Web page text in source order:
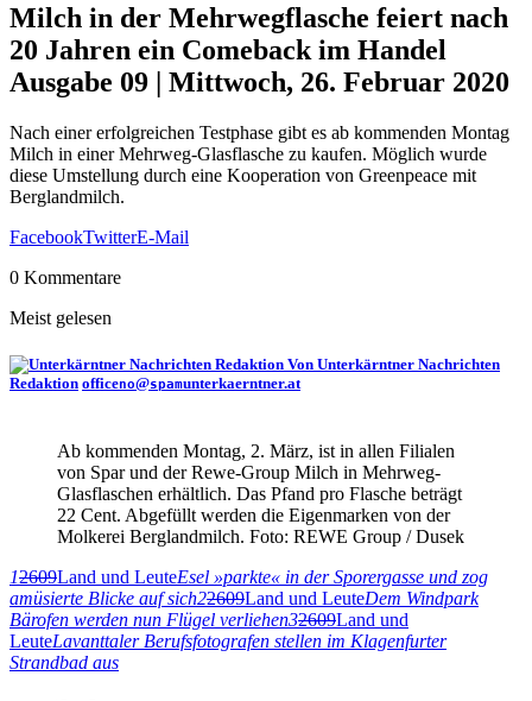
Milch in der Mehrwegflasche feiert nach
20 Jahren ein Comeback im Handel
Ausgabe 09 | Mittwoch, 26. Februar 2020
Nach einer erfolgreichen Testphase gibt es ab kommenden Montag
Milch in einer Mehrweg-Glasflasche zu kaufen. Möglich wurde
diese Umstellung durch eine Kooperation von Greenpeace mit
Berglandmilch.
FacebookTwitterE-Mail
0 Kommentare
Meist gelesen
Von Unterkärntner Nachrichten
Redaktion officeno@spamunterkaerntner.at
Ab kommenden Montag, 2. März, ist in allen Filialen
von Spar und der Rewe-Group Milch in Mehrweg-
Glasflaschen erhältlich. Das Pfand pro Flasche beträgt
22 Cent. Abgefüllt werden die Eigenmarken von der
Molkerei Berglandmilch. Foto: REWE Group / Dusek
12609Land und LeuteEsel »parkte« in der Sporergasse und zog
amüsierte Blicke auf sich22609Land und LeuteDem Windpark
Bärofen werden nun Flügel verliehen32609Land und
LeuteLavanttaler Berufsfotografen stellen im Klagenfurter
Strandbad aus